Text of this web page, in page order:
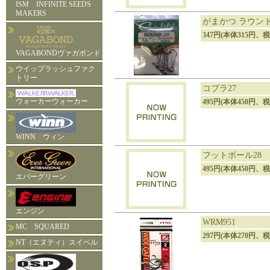
ISM INFINITE SEEDS
MAKERS
VAGABONDヴァガボンド
ウイップラッシュファク
トリー
ウォーカーウォーカー
WINN ウィン
エバーグリーン
エンジン
MC SQUARED
NT（エヌティ）スイベル
がまかつ ラウン
347円(本体315円
コブラ27
495円(本体450円、
フットボール28
495円(本体450円、
WRM951
297円(本体270円、